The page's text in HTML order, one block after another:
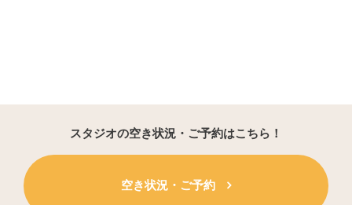
スタジオの空き状況・ご予約はこちら！
空き状況・ご予約